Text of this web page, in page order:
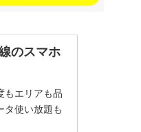
のスマホ
もエリアも品
タ使い放題も